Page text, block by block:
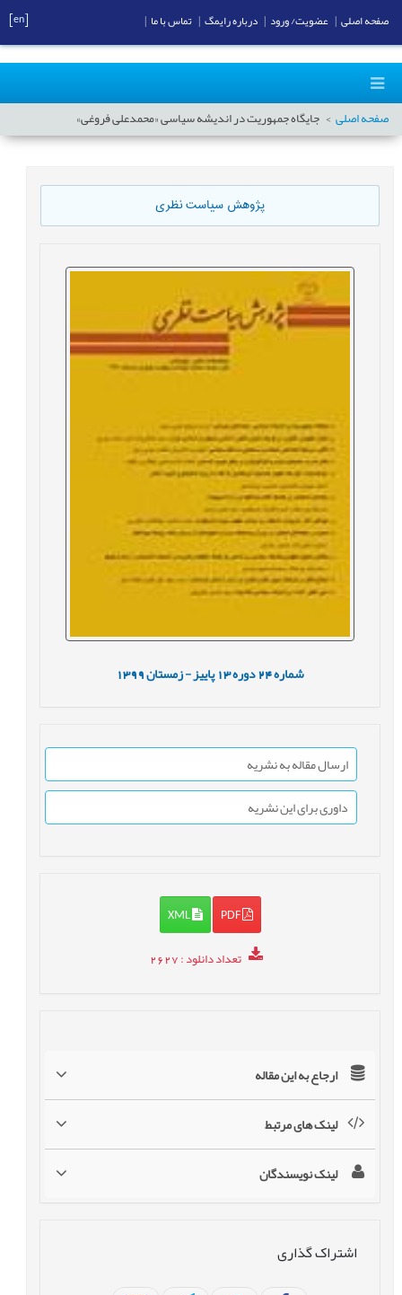
صفحه اصلی جایگاه جمهوریت در اندیشه سیاسی «محمدعلی فروغی»
پژوهش سیاست نظری
شماره24 دوره13 پاییز - زمستان1399
ارسال مقاله به نشریه
داوری برای این نشریه
PDF
XML
تعداد دانلود: 2627
ارجاع به این مقاله
لینک های مرتبط
لینک نویسندگان
اشتراک گذاری
صفحه اصلی عضویت/ ورود درباره رایمگ تماس با ما